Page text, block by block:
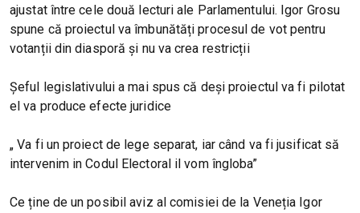
ajustat între cele două lecturi ale Parlamentului. Igor Grosu
spune că proiectul va îmbunătăți procesul de vot pentru
votanții din diasporă și nu va crea restricții
Șeful legislativului a mai spus că deși proiectul va fi pilotat
el va produce efecte juridice
„ Va fi un proiect de lege separat, iar când va fi jusificat să
intervenim in Codul Electoral il vom îngloba”
Ce ține de un posibil aviz al comisiei de la Veneția Igor